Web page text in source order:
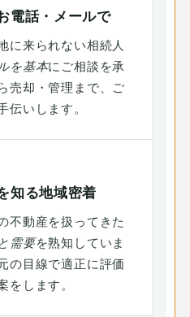
電話・メールで
に来られない相続人
を基本にご相談を承
売却・管理まで、ご
伝いします。
知る地域密着
不動産を扱ってきた
需要を熟知していま
の目線で適正に評価
をします。